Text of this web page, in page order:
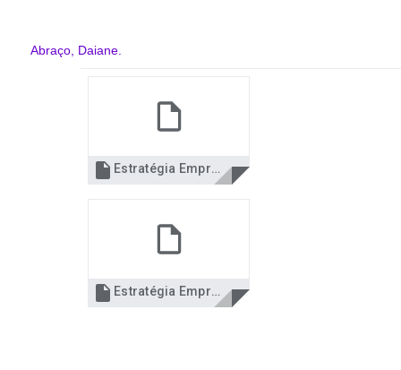
Abraço Daiane.
 Estratégia Empresarial Apresentação.docx
 Estratégia Empresarial Slides.pptx